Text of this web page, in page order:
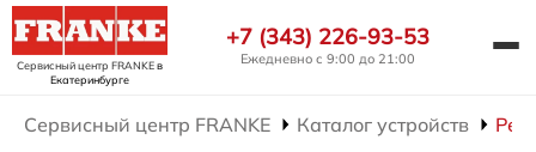
Сервисный центр FRANKEв
Екатеринбурге
+7 (343) 226-93-53
Ежедневно с 9:00 до 21:00
Сервисный центр FRANKE Каталог устройств